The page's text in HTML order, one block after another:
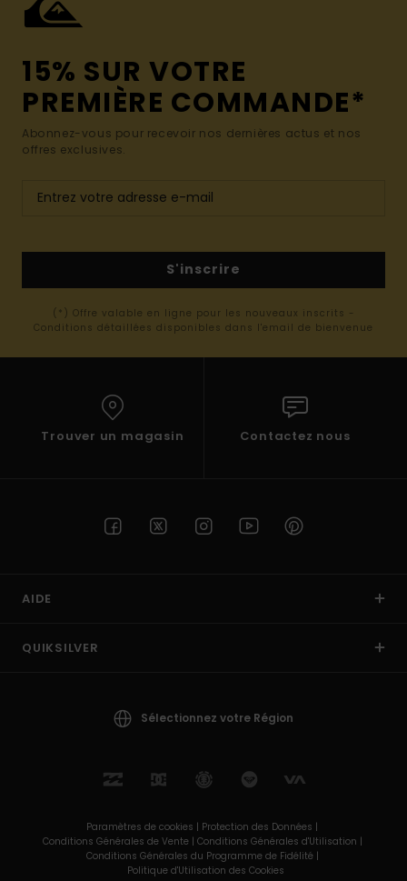
15% SUR VOTRE
PREMIÈRE COMMANDE*
Abonnez-vous pour recevoir nos dernières actus et nos
offres exclusives.
S'inscrire
(*) Offre valable en ligne pour les nouveaux inscrits -
Conditions détaillées disponibles dans l'email de bienvenue
Trouver un magasin Contactez nous
AIDE
QUIKSILVER
Sélectionnez votre Région
Paramètres de cookies | Protection des Données |
Conditions Générales de Vente | Conditions Générales d'Utilisation |
Conditions Générales du Programme de Fidélité |
Politique d'Utilisation des Cookies